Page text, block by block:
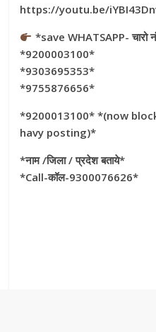
https://youtu.be/
*save WHATSAPP- चारो
*9200003100*
*9303695353*
*9755876656*
*9200013100* *(now
havy posting)*
*नाम /जिला / प्रदेश बताये*
*Call-कॉल-9300076626*